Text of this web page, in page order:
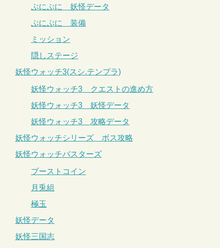
ぷにぷに 妖怪データ
ぷにぷに 装備
ミッション
隠しステージ
妖怪ウォッチ3(スシ.テンプラ)
妖怪ウォッチ3 クエストの進め方
妖怪ウォッチ3 妖怪データ
妖怪ウォッチ3 攻略データ
妖怪ウォッチシリーズ ボス攻略
妖怪ウォッチバスターズ
ブーストコイン
月兎組
極玉
妖怪データ
妖怪三国志